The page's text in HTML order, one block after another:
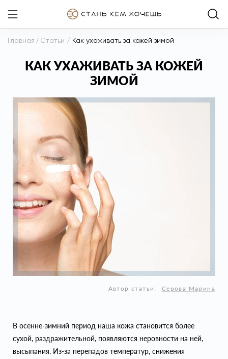
Главная / Статьи / Как ухаживать за кожей зимой
КАК УХАЖИВАТЬ ЗА КОЖЕЙ
ЗИМОЙ
Автор статьи: Серова Марина
В осенне-зимний период наша кожа становится более
сухой, раздражительной, появляются неровности на ней,
высыпания. Из-за перепадов температур, снижения